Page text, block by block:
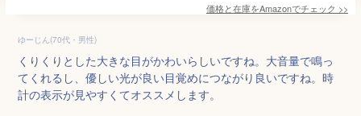
価格と在庫をAmazonでチェック >>
ゆーじん(70代・男性)
くりくりとした大きな目がかわいらしいですね。大音量で鳴っ
てくれるし、優しい光が良い目覚めにつながり良いですね。時
計の表示が見やすくてオススメします。